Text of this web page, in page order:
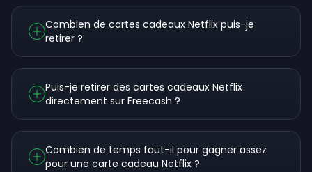
Combien de cartes cadeaux Netflix puis-je
retirer ?
Puis-je retirer des cartes cadeaux Netflix
directement sur Freecash ?
Combien de temps faut-il pour gagner assez
pour une carte cadeau Netflix ?